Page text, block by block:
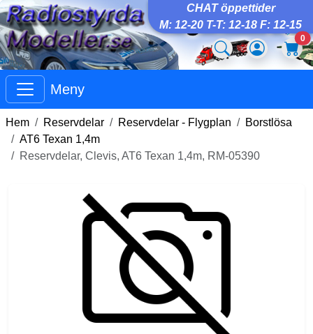
CHAT öppettider
M: 12-20 T-T: 12-18 F: 12-15
0
Meny
Hem Reservdelar Reservdelar - Flygplan
Borstlösa
AT6 Texan 1,4m
Reservdelar, Clevis, AT6 Texan 1,4m, RM-05390